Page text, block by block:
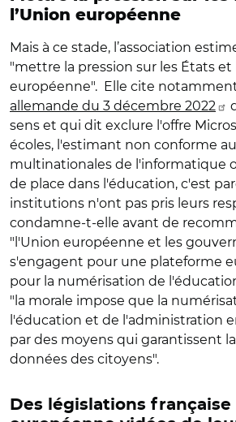
l’Union européenne
Mais à ce stade, l’association
"mettre la pression sur les États et
européenne". Elle cite
allemande du 3 décembre 2022
sens et qui dit exclure l'offre
écoles, l'estimant non conforme au
multinationales de l'informatique
de place dans l'éducation, c'est
institutions n'ont pas pris leurs
condamne-t-elle avant de
"l'Union européenne et les
s'engagent pour une plateforme
pour la numérisation de
"la morale impose que la
l'éducation et de l'administration
par des moyens qui garantissent
données des citoyens".
Des législations française